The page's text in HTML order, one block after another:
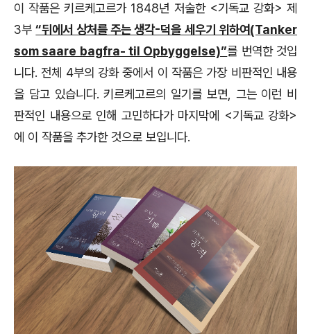
이 작품은 키르케고르가 1848년 저술한 <기독교 강화> 제
3부 “뒤에서 상처를 주는 생각-덕을 세우기 위하여(Tanker
som saare bagfra- til Opbyggelse)”를 번역한 것입
니다. 전체 4부의 강화 중에서 이 작품은 가장 비판적인 내용
을 담고 있습니다. 키르케고르의 일기를 보면, 그는 이런 비
판적인 내용으로 인해 고민하다가 마지막에 <기독교 강화>
에 이 작품을 추가한 것으로 보입니다.